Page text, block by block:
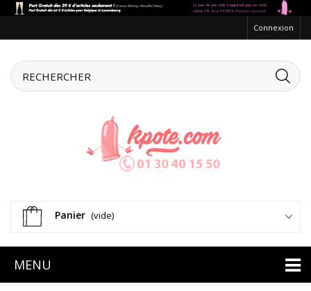
Connexion
Panier (vide)
MENU